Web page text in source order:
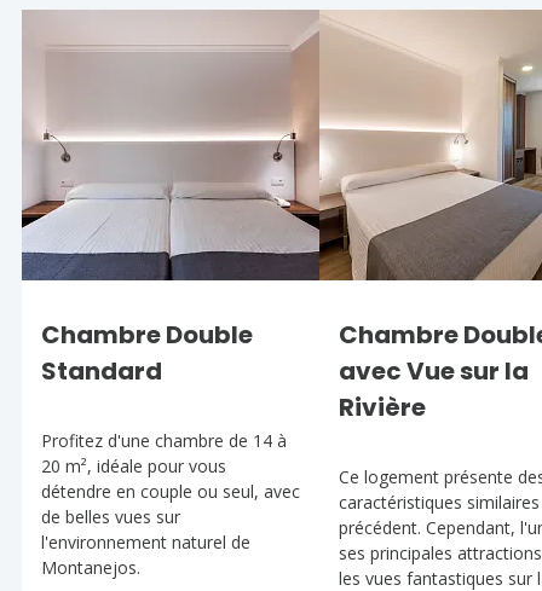
Chambre Double
Standard
Profitez d'une chambre de 14 à
20 m², idéale pour vous
détendre en couple ou seul, avec
de belles vues sur
l'environnement naturel de
Montanejos.
Chambre
avec Vue sur la
Rivière
Ce logement présente
caractéristiques
précédent. Cependant,
ses principales
les vues fantastiques sur